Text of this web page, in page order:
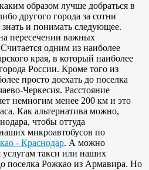
образом лучше добраться в
другого города за сотни
и понимать следующее.
пересечении важных
одним из наиболее
края, в который наиболее
России. Кроме того из
просто доехать до поселка
Черкесия. Расстояние
немногим менее 200 км и это
Как альтернатива можно,
чтобы оттуда
микроавтобусов по
- Краснодар. А можно
услугам такси или наших
поселка Рожкао из Армавира. Но